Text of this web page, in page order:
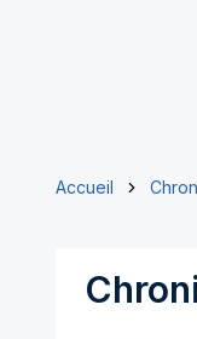
Accueil